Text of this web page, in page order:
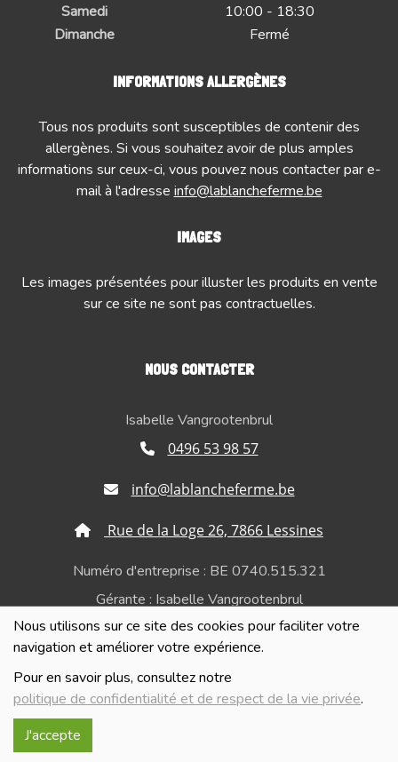
Nous utilisons sur ce site des cookies pour faciliter votre
navigation et améliorer votre expérience.
Pour en savoir plus, consultez notre
politique de confidentialité et de respect de la vie privée.
J'accepte
Samedi
10:00 - 18:30
Dimanche
Fermé
INFORMATIONS ALLERGÈNES
Tous nos produits sont susceptibles de contenir des
allergènes. Si vous souhaitez avoir de plus amples
informations sur ceux-ci, vous pouvez nous contacter par e-
mail à l'adresse info@lablancheferme.be
IMAGES
Les images présentées pour illuster les produits en vente
sur ce site ne sont pas contractuelles.
NOUS CONTACTER
Isabelle Vangrootenbrul
0496 53 98 57
info@lablancheferme.be
Rue de la Loge 26, 7866 Lessines
Numéro d'entreprise : BE 0740.515.321
Gérante : Isabelle Vangrootenbrul
Politique de confidentialité et de respect de la vie
privée